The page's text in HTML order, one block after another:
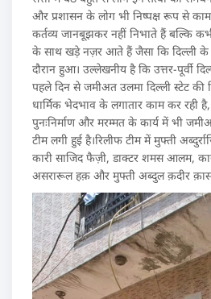
और प्रशासन के लोग भी निष्पक्ष रूप से
कर्तव्य जानबूझकर नहीं निभाते हैं बल्कि
के साथ खड़े नज़र आते हैं जैसा कि दिल्ली के
दौरान हुआ। उल्लेखनीय है कि उत्तर-पूर्वी
पहले दिन से जमीअत उलमा दिल्ली स्टेट की
धार्मिक भेदभाव के लगातार काम कर रही
पुनःनिर्माण और मरम्मत के कार्य में भी
टीम लगी हुई है।रिलीफ टीम में मुफ्ती
कारी साजिद फैज़ी, डाक्टर शमस आलम,
असरारूल हक़ और मुफ्ती अब्दुल क़दीर